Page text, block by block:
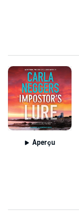
Aperçu